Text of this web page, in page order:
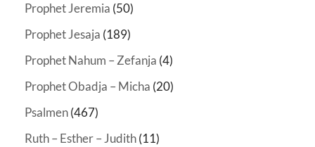
Prophet Jeremia (50)
Prophet Jesaja (189)
Prophet Nahum – Zefanja (4)
Prophet Obadja – Micha (20)
Psalmen(467)
Ruth – Esther – Judith(11)